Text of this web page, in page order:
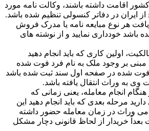
اقامت داشته باشند، وکالت نامه مورد
ایران در دفاتر کنسولی تنظیم شده باشد.
هر نوع مبایعه نامه یا مدرک فروش
خودداری نمایید و از نوشته های
اولین کاری که باید انجام دهید
بر وجود ملک به نام فرد فوت شده
فوت شده در صفحه اول سند ثبت شده باشد
وی به وراث انتقال یافته باشد.
انجام معامله، یعنی زمانی که
مرحله بعدی که باید انجام دهید این
وراث در زمان معامله حضور داشته
بعداً خریدار از لحاظ قانونی دچار مشکل